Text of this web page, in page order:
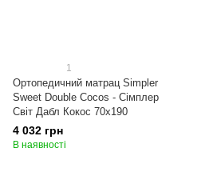
1
Ортопедичний матрац Simpler
Sweet Double Cocos - Сімплер
Світ Дабл Кокос 70x190
4 032 грн
В наявності